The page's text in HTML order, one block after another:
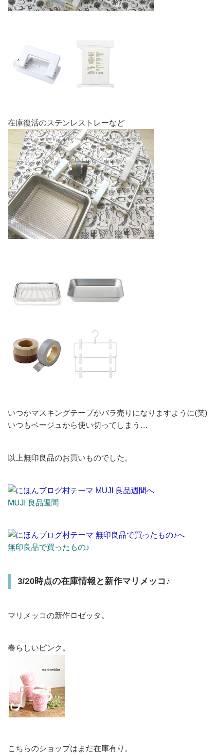
在庫復活のステンレストレーなど
いつかマスキングテープがバラ売りになりますように(笑)
いつもベージュから使い切ってしまう…
以上無印良品のお買いものでした。
MUJI 良品週間
無印良品で買ったもの♪
3/20時点の在庫情報と新作マリメッコ♪
マリメッコの新作ロゼッタ。
春らしいピンク。
こちらのショップはまだ在庫有り。